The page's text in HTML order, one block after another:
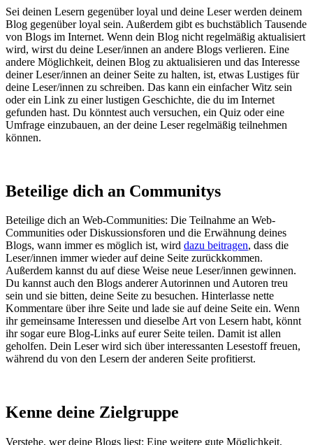
Sei deinen Lesern gegenüber loyal und deine Leser werden deinem
Blog gegenüber loyal sein. Außerdem gibt es buchstäblich Tausende
von Blogs im Internet. Wenn dein Blog nicht regelmäßig aktualisiert
wird, wirst du deine Leser/innen an andere Blogs verlieren. Eine
andere Möglichkeit, deinen Blog zu aktualisieren und das Interesse
deiner Leser/innen an deiner Seite zu halten, ist, etwas Lustiges für
deine Leser/innen zu schreiben. Das kann ein einfacher Witz sein
oder ein Link zu einer lustigen Geschichte, die du im Internet
gefunden hast. Du könntest auch versuchen, ein Quiz oder eine
Umfrage einzubauen, an der deine Leser regelmäßig teilnehmen
können.
Beteilige dich an Communitys
Beteilige dich an Web-Communities: Die Teilnahme an Web-
Communities oder Diskussionsforen und die Erwähnung deines
Blogs, wann immer es möglich ist, wird dazu beitragen, dass die
Leser/innen immer wieder auf deine Seite zurückkommen.
Außerdem kannst du auf diese Weise neue Leser/innen gewinnen.
Du kannst auch den Blogs anderer Autorinnen und Autoren treu
sein und sie bitten, deine Seite zu besuchen. Hinterlasse nette
Kommentare über ihre Seite und lade sie auf deine Seite ein. Wenn
ihr gemeinsame Interessen und dieselbe Art von Lesern habt, könnt
ihr sogar eure Blog-Links auf eurer Seite teilen. Damit ist allen
geholfen. Dein Leser wird sich über interessanten Lesestoff freuen,
während du von den Lesern der anderen Seite profitierst.
Kenne deine Zielgruppe
Verstehe, wer deine Blogs liest: Eine weitere gute Möglichkeit,